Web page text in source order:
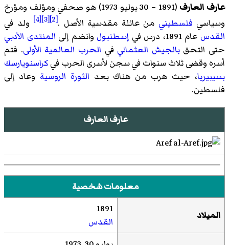
عارف العارف
(1891 – 30 يوليو 1973) هو صحفي ومؤلف ومؤرخ
وسياسي فلسطيني من عائلة مقدسية الأصل .[2]
[3]
[4]
ولد في
القدس عام 1891، درس في إسطنبول وانضم إلى المنتدى الأدبي
حتى التحقبالجيش العثماني في الحرب العالمية الأولى. فتم
أسره وقضى ثلاث سنوات في سجن لأسرى الحرب فيكراسنويارسك
بسيبيريا، حيث هرب من هناك بعد الثورة الروسية وعاد إلى
فلسطين.
عارف العارف
معلومات شخصية
الميلاد
1891
القدس